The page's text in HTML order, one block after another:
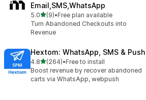
Email,SMS,WhatsApp
5.0滿分 5 顆星
(9)
共有 9 則評價
•Free plan available
Turn Abandoned Checkouts into
Revenue
Hextom: WhatsApp, SMS & Push
4.8滿分 5 顆星
(264)
共有 264 則評價
•Free to install
Boost revenue by recover abandoned
carts via WhatsApp, webpush